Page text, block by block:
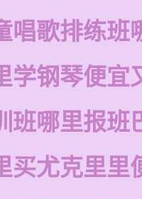
唱歌排练班
学钢琴便宜
班哪里报班
买尤克里里